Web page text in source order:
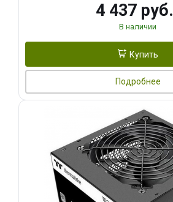
4 437 руб.
В наличии
Купить
Подробнее